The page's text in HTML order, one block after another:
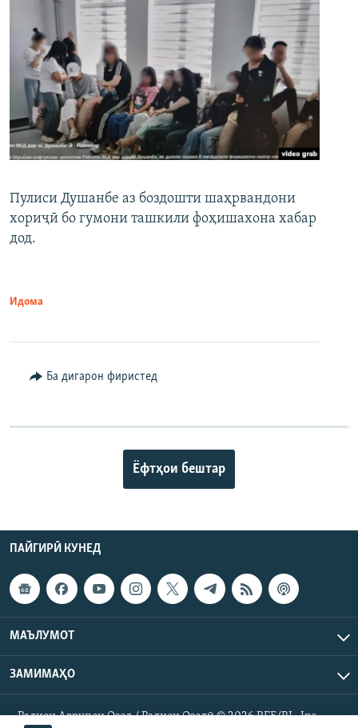
Пулиси Душанбе аз боздошти шаҳрвандони
хориҷӣ бо гумони ташкили фоҳишахона хабар
дод.
Идома
Ба дигарон фиристед
Ёфтҳои бештар
ПАЙГИРӢ КУНЕД
МАЪЛУМОТ
ЗАМИМАҲО
Радиои Аврупои Озод / Радиои Озодӣ © 2026 RFE/RL. Inc.